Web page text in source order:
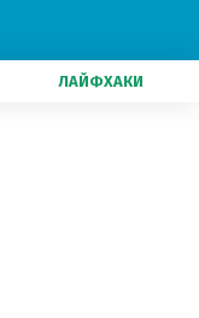
ЛАЙФХАКИ